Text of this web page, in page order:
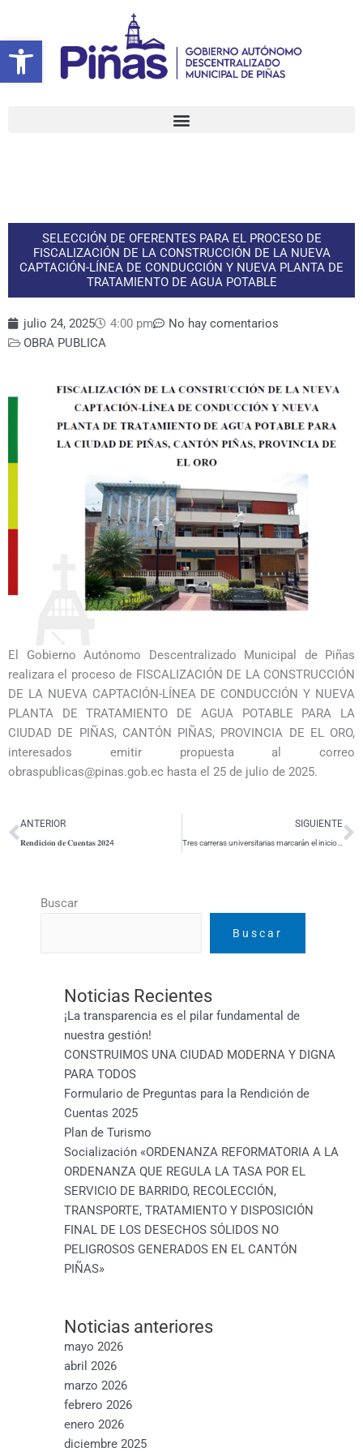
Abrir barra de herramientas
contenido
SELECCIÓN DE OFERENTES PARA EL PROCESO DE
FISCALIZACIÓN DE LA CONSTRUCCIÓN DE LA NUEVA
CAPTACIÓN-LÍNEA DE CONDUCCIÓN Y NUEVA PLANTA DE
TRATAMIENTO DE AGUA POTABLE
julio 24, 2025 4:00 pm
No hay comentarios
OBRA PUBLICA
El Gobierno Autónomo Descentralizado Municipal de Piñas
realizara el proceso de FISCALIZACIÓN DE LA CONSTRUCCIÓN
DE LA NUEVA CAPTACIÓN-LÍNEA DE CONDUCCIÓN Y NUEVA
PLANTA DE TRATAMIENTO DE AGUA POTABLE PARA LA
CIUDAD DE PIÑAS, CANTÓN PIÑAS, PROVINCIA DE EL ORO,
interesados emitir propuesta al correo
obraspublicas@pinas.gob.ec hasta el 25 de julio de 2025.
ANTERIOR
𝐑𝐞𝐧𝐝𝐢𝐜𝐢𝐨́𝐧 𝐝𝐞 𝐂𝐮𝐞𝐧𝐭𝐚𝐬 𝟐𝟎𝟐4
SIGUIENTE
Tres carreras universitarias marcarán el inicio del Campus Piñas – UTMACH
Buscar
Buscar
Noticias Recientes
¡La transparencia es el pilar fundamental de
nuestra gestión!
CONSTRUIMOS UNA CIUDAD MODERNA Y DIGNA
PARA TODOS
Formulario de Preguntas para la Rendición de
Cuentas 2025
Plan de Turismo
Socialización «ORDENANZA REFORMATORIA A LA
ORDENANZA QUE REGULA LA TASA POR EL
SERVICIO DE BARRIDO, RECOLECCIÓN,
TRANSPORTE, TRATAMIENTO Y DISPOSICIÓN
FINAL DE LOS DESECHOS SÓLIDOS NO
PELIGROSOS GENERADOS EN EL CANTÓN
PIÑAS»
Noticias anteriores
mayo 2026
abril 2026
marzo 2026
febrero 2026
enero 2026
diciembre 2025